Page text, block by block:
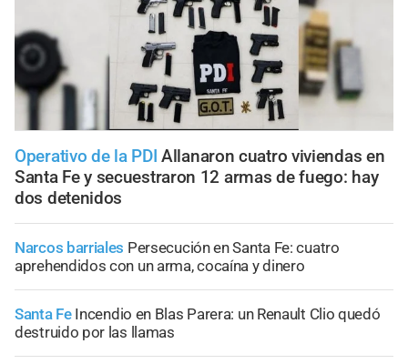
Operativo de la PDI Allanaron cuatro viviendas en
Santa Fe y secuestraron 12 armas de fuego: hay
dos detenidos
Narcos barriales Persecución en Santa Fe: cuatro
aprehendidos con un arma, cocaína y dinero
Santa Fe Incendio en Blas Parera: un Renault Clio quedó
destruido por las llamas